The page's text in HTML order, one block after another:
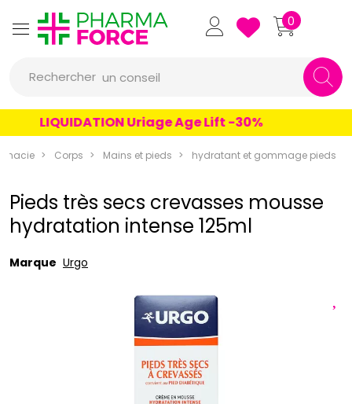
Pharmaforce Grande
0
Rechercher
une marque
un conseil
un produit
une marque
LIQUIDATION Uriage Age Lift -30%
Corps Mains et pieds hydratant et gommage pieds
Pieds très secs crevasses mousse
hydratation intense 125ml
Marque Urgo